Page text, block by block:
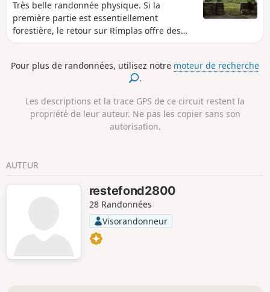
Très belle randonnée physique. Si la
première partie est essentiellement
forestière, le retour sur Rimplas offre des
vues magnifiques sur les massifs alpins et
Saint-Donat est propice à un retour sur le
Pour plus de randonnées, utilisez notre moteur de recherche
.
Les descriptions et la trace GPS de ce circuit restent la
propriété de leur auteur. Ne pas les copier sans son
autorisation.
AUTEUR
restefond2800
28 Randonnées
Visorandonneur